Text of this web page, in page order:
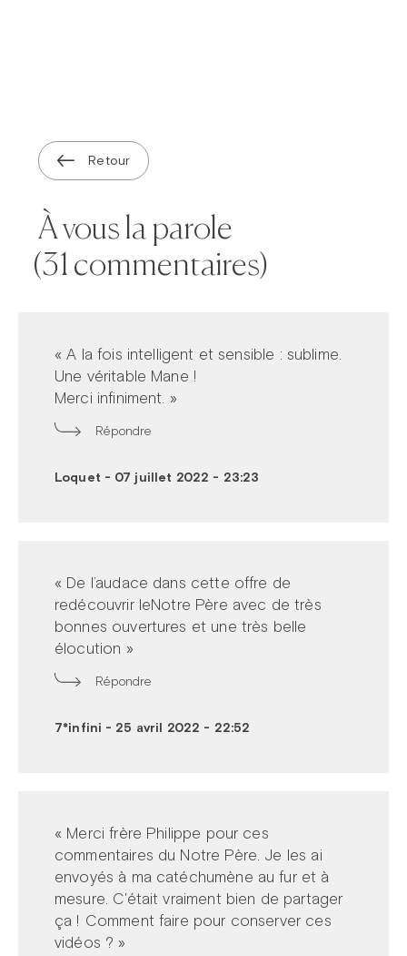
ThéoDom
Retour
À vous la parole
(31 commentaires)
« A la fois intelligent et sensible : sublime.
Une véritable Mane !
Merci infiniment. »
Répondre
Loquet - 07 juillet 2022 - 23:23
« De l’audace dans cette offre de
redécouvrir leNotre Père avec de très
bonnes ouvertures et une très belle
élocution »
Répondre
7*infini - 25 avril 2022 - 22:52
« Merci frère Philippe pour ces
commentaires du Notre Père. Je les ai
envoyés à ma catéchumène au fur et à
mesure. C'était vraiment bien de partager
ça ! Comment faire pour conserver ces
vidéos ? »